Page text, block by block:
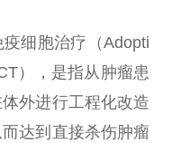
疫细胞治疗 （Adopti
），是指从肿瘤患
外进行工程化改造
达到直接杀伤肿瘤